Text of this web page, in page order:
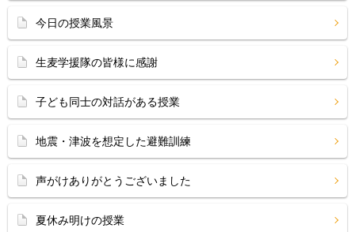
今日の授業風景
生麦学援隊の皆様に感謝
子ども同士の対話がある授業
地震・津波を想定した避難訓練
声がけありがとうございました
夏休み明けの授業